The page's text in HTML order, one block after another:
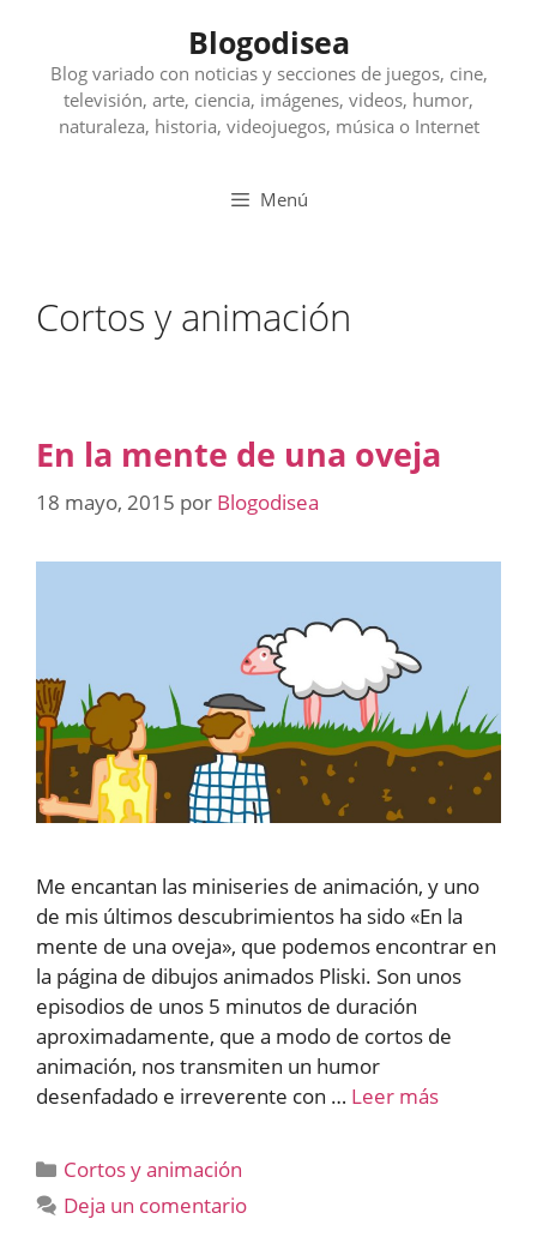
contenido
Blogodisea
Blog variado con noticias y secciones de juegos, cine,
televisión, arte, ciencia, imágenes, videos, humor,
naturaleza, historia, videojuegos, música o Internet
Menú
Cortos y animación
En la mente de una oveja
18 mayo, 2015 por Blogodisea
Me encantan las miniseries de animación, y uno
de mis últimos descubrimientos ha sido «En la
mente de una oveja», que podemos encontrar en
la página de dibujos animados Pliski. Son unos
episodios de unos 5 minutos de duración
aproximadamente, que a modo de cortos de
animación, nos transmiten un humor
desenfadado e irreverente con … Leer más
Categorías
Cortos y animación
Deja un comentario